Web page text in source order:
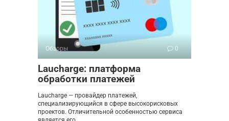
Обзоры 0
Laucharge: платформа
обработки платежей
Laucharge — провайдер платежей,
специализирующийся в сфере высокорисковых
проектов. Отличительной особенностью сервиса